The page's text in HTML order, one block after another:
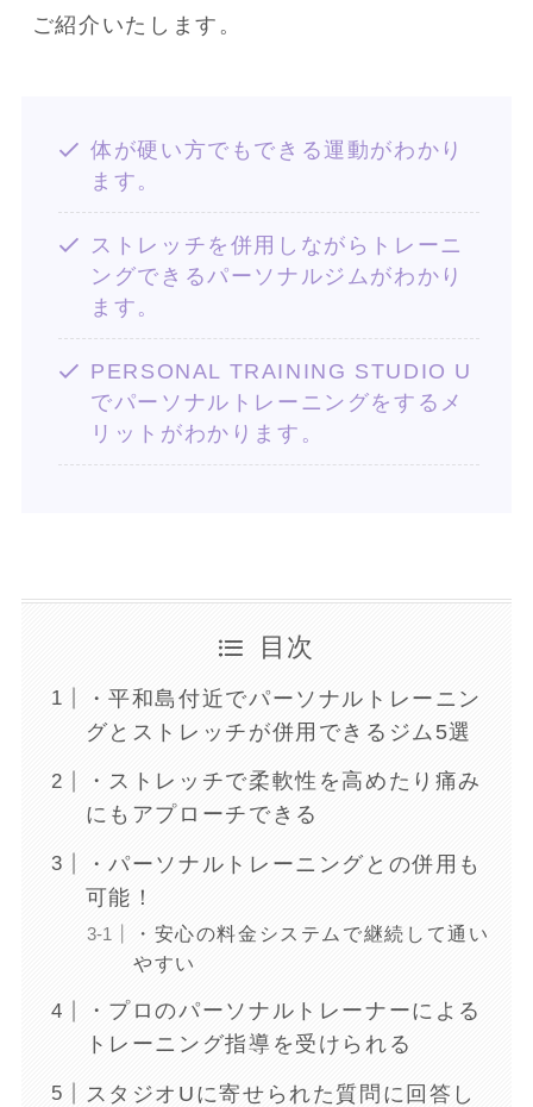
ご紹介いたします。
体が硬い方でもできる運動がわかり
ます。
ストレッチを併用しながらトレーニ
ングできるパーソナルジムがわかり
ます。
PERSONAL TRAINING STUDIO U
でパーソナルトレーニングをするメ
リットがわかります。
目次
・平和島付近でパーソナルトレーニン
グとストレッチが併用できるジム5選
・ストレッチで柔軟性を高めたり痛み
にもアプローチできる
・パーソナルトレーニングとの併用も
可能！
・安心の料金システムで継続して通い
やすい
・プロのパーソナルトレーナーによる
トレーニング指導を受けられる
スタジオUに寄せられた質問に回答し